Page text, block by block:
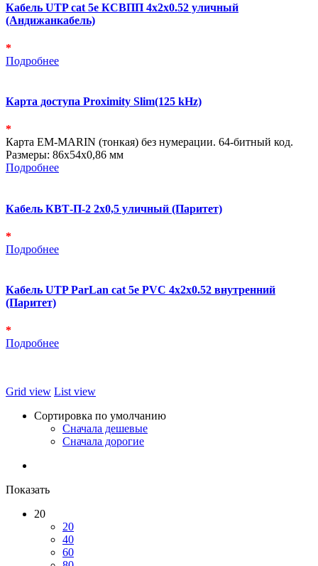
Кабель UTP cat 5e КСВПП 4х2х0.52 уличный
(Андижанкабель)
*
Подробнее
Карта доступа Proximity Slim(125 kHz)
*
Карта EM-MARIN (тонкая) без нумерации. 64-битный код.
Размеры: 86х54х0,86 мм
Подробнее
Кабель КВТ-П-2 2х0,5 уличный (Паритет)
*
Подробнее
Кабель UTP ParLan cat 5e PVC 4х2х0.52 внутренний
(Паритет)
*
Подробнее
Grid view List view
Сортировка по умолчанию
Сначала дешевые
Сначала дорогие
Показать
20
20
40
60